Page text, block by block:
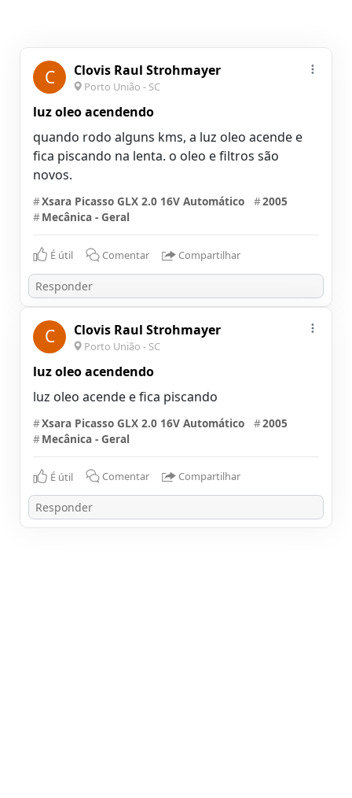
C Clovis Raul Strohmayer
Porto União - SC
luz oleo acendendo
quando rodo alguns kms, a luz oleo acende e
fica piscando na lenta. o oleo e filtros são
#Xsara Picasso GLX 2.0 16V Automático #2005
#Mecânica - Geral
É útil Comentar Compartilhar
C Clovis Raul Strohmayer
Porto União - SC
luz oleo acendendo
#Xsara Picasso GLX 2.0 16V Automático #2005
#Mecânica - Geral
É útil Comentar Compartilhar